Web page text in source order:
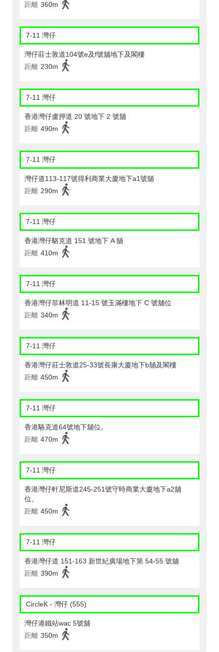
距離 360m
7-11 灣仔
灣仔莊士敦道104號e及f號舖地下及閣樓
距離 230m
7-11 灣仔
香港灣仔盧押道 20 號地下 2 號舖
距離 490m
7-11 灣仔
灣仔道113-117號得利商業大廈地下a1號舖
距離 290m
7-11 灣仔
香港灣仔駱克道 151 號地下 A 舖
距離 410m
7-11 灣仔
香港灣仔菲林明道 11-15 號玉滿樓地下 C 號舖位
距離 340m
7-11 灣仔
香港灣仔莊士敦道25-33號長康大廈地下b舖及閣樓
距離 450m
7-11 灣仔
香港駱克道64號地下舖位。
距離 470m
7-11 灣仔
香港灣仔軒尼斯道245-251號守時商業大廈地下a2舖
位。
距離 450m
7-11 灣仔
香港灣仔道 151-163 新世紀廣場地下第 54-55 號舖
距離 390m
CircleK - 灣仔 (555)
灣仔港鐵站wac 5號舖
距離 350m